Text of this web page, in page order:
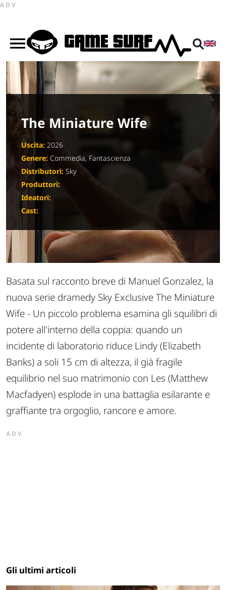
ADV
The Miniature Wife
Uscita: 2026
Genere: Commedia, Fantascienza
Distributori: Sky
Produttori:
Ideatori:
Cast:
Basata sul racconto breve di Manuel Gonzalez, la
nuova serie dramedy Sky Exclusive The Miniature
Wife - Un piccolo problema esamina gli squilibri di
potere all'interno della coppia: quando un
incidente di laboratorio riduce Lindy (Elizabeth
Banks) a soli 15 cm di altezza, il già fragile
equilibrio nel suo matrimonio con Les (Matthew
Macfadyen) esplode in una battaglia esilarante e
graffiante tra orgoglio, rancore e amore.
ADV
Gli ultimi articoli